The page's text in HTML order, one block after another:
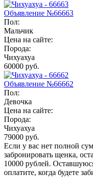
Объявление №66663
Пол:
Мальчик
Цена на сайте:
Порода:
Чихуахуа
60000 руб.
Объявление №66662
Пол:
Девочка
Цена на сайте:
Порода:
Чихуахуа
79000 руб.
Если у вас нет полной
забронировать щенка,
10000 рублей.
оплатите, когда будете